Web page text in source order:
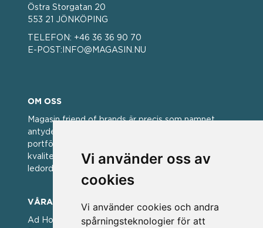
Vi använder oss av
cookies
Vi använder cookies och andra
spårningsteknologier för att
Östra Storgatan 20
553 21 JÖNKÖPING
TELEFON: +46 36 36 90 70
E-POST: INFO@MAGASIN.NU
OM OSS
Magasin friend of brands är precis som namnet
antyder; en vän av varumärken. Vi har idag en stor
portfölj med välkända varumärken med hög
kvalitet. För oss har kvalitet alltid varit ett av
ledorden och som styrt vår verksamhet.
VÅRA VARUMÄRKEN
Ad Hoc ▪ Bialetti ▪ Cole & Mason ▪ Caps Me ▪